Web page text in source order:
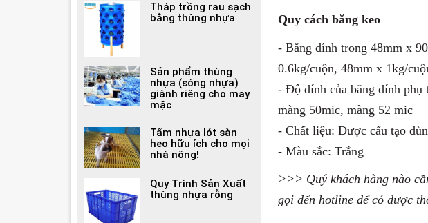
Quy cách băng keo
- Băng dính trong 48mm x
0.6kg/cuộn, 48mm x 1kg/
- Độ dính của băng dính phụ
màng 50mic, màng 52 mic
- Chất liệu: Được cấu tạo
- Màu sắc: Trắng
>>> Quý khách hàng nào
gọi đến hotline để có được
Tháp trồng rau sạch
bằng thùng nhựa
Sản phẩm thùng
nhựa (sóng nhựa)
giành riêng cho may
mặc
Tấm nhựa lót sàn
heo hữu ích cho mọi
nhà nông!
Quy Trình Sản Xuất
thùng nhựa rỗng